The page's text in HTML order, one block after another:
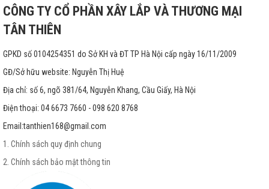
CÔNG TY CỔ PHẦN XÂY LẮP VÀ THƯƠNG MẠI
TÂN THIÊN
GPKD số 0104254351 do Sở KH và ĐT TP Hà Nội cấp ngày 16/11/2009
GĐ/Sở hữu website: Nguyễn Thị Huệ
Địa chỉ: số 6, ngõ 381/64, Nguyễn Khang, Cầu Giấy, Hà Nội
Điện thoại: 04 6673 7660 - 098 620 8768
Email:tanthien168@gmail.com
1. Chính sách quy định chung
2. Chính sách bảo mật thông tin